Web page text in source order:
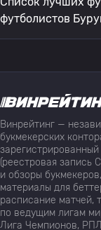
футболистов
Винрейтинг —
букмекерских
(реестровая
и обзоры
материалы для
расписание матчей,
по ведущим лигам
Лига Чемпионов,